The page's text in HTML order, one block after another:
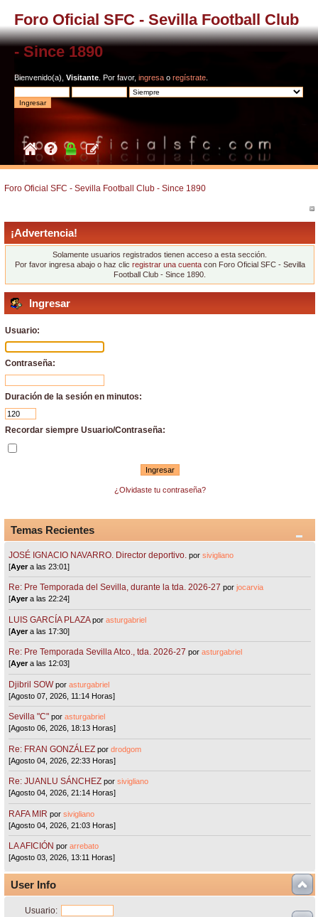
Foro Oficial SFC - Sevilla Football Club
- Since 1890
Bienvenido(a), Visitante . Por favor, ingresa o regístrate
Foro Oficial SFC - Sevilla Football Club - Since 1890
¡Advertencia!
Solamente usuarios registrados tienen acceso a esta sección.
Por favor ingresa abajo o haz clic registrar una cuentacon Foro Oficial SFC - Sevilla
Football Club - Since 1890.
Ingresar
Usuario:
Contraseña:
Duración de la sesión en minutos:
Recordar siempre Usuario/Contraseña:
¿Olvidaste tu contraseña?
Temas Recientes
JOSÉ IGNACIO NAVARRO. Director deportivo. porsivigliano
[Ayera las 23:01]
Re: Pre Temporada del Sevilla, durante la tda. 2026-27 porjocarvia
[Ayera las 22:24]
LUIS GARCÍA PLAZA porasturgabriel
[Ayera las 17:30]
Re: Pre Temporada Sevilla Atco., tda. 2026-27 porasturgabriel
[Ayera las 12:03]
Djibril SOW porasturgabriel
[Agosto 07, 2026, 11:14 Horas]
Sevilla "C"porasturgabriel
[Agosto 06, 2026, 18:13 Horas]
Re: FRAN GONZÁLEZ pordrodgom
[Agosto 04, 2026, 22:33 Horas]
Re: JUANLU SÁNCHEZ porsivigliano
[Agosto 04, 2026, 21:14 Horas]
RAFA MIR porsivigliano
[Agosto 04, 2026, 21:03 Horas]
LA AFICIÓN porarrebato
[Agosto 03, 2026, 13:11 Horas]
User Info
Usuario: